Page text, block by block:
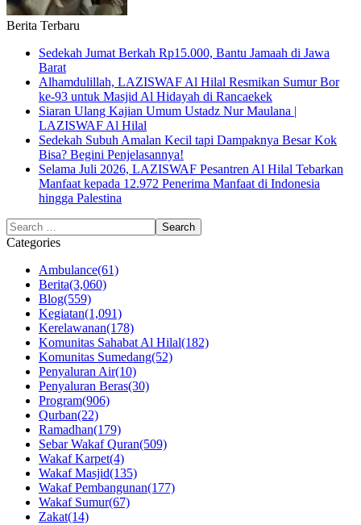
Berita Terbaru
Sedekah Jumat Berkah Rp15.000, Bantu Jamaah di Jawa
Barat
Alhamdulillah, LAZISWAF Al Hilal Resmikan Sumur Bor
ke-93 untuk Masjid Al Hidayah di Rancaekek
Siaran Ulang Kajian Umum Ustadz Nur Maulana |
LAZISWAF Al Hilal
Sedekah Subuh Amalan Kecil tapi Dampaknya Besar Kok
Bisa? Begini Penjelasannya!
Selama Juli 2026, LAZISWAF Pesantren Al Hilal Tebarkan
Manfaat kepada 12.972 Penerima Manfaat di Indonesia
hingga Palestina
Categories
Ambulance(61)
Berita(3,060)
Blog(559)
Kegiatan(1,091)
Kerelawanan(178)
Komunitas Sahabat Al Hilal(182)
Komunitas Sumedang(52)
Penyaluran Air(10)
Penyaluran Beras(30)
Program(906)
Qurban(22)
Ramadhan(179)
Sebar Wakaf Quran(509)
Wakaf Karpet(4)
Wakaf Masjid(135)
Wakaf Pembangunan(177)
Wakaf Sumur(67)
Zakat(14)